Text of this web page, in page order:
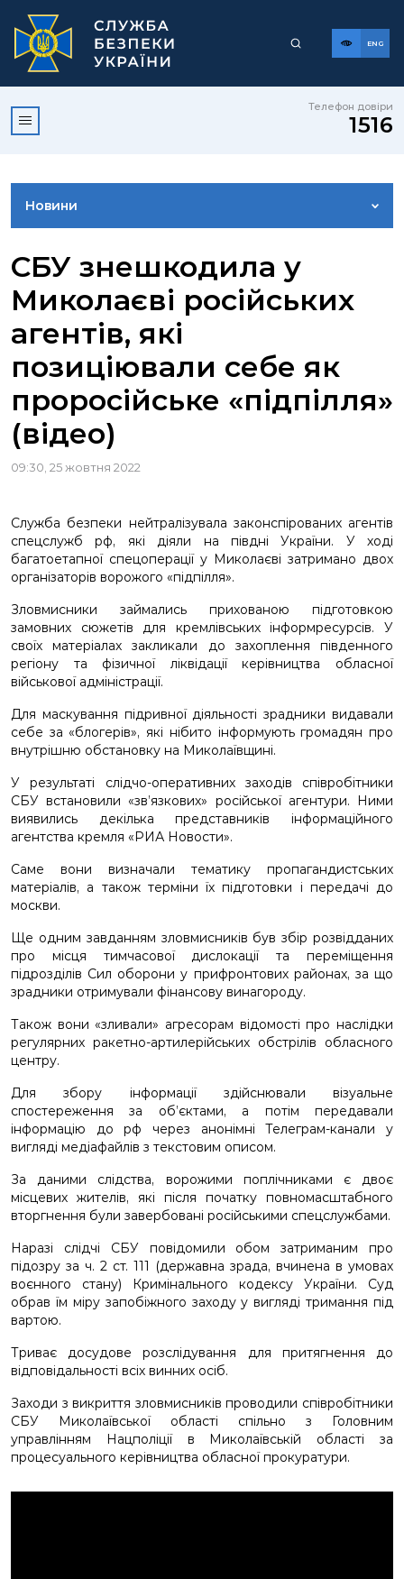
ENG
Телефон довіри
1516
Новини
ВІДЕОГАЛЕРЕЯ
КОНТАКТИ ПРЕСЦЕНТРУ
СБУ знешкодила у
Миколаєві російських
агентів, які
позиціювали себе як
проросійське «підпілля»
(відео)
09:30, 25 жовтня 2022
Служба безпеки нейтралізувала законспірованих агентів
спецслужб рф, які діяли на півдні України. У ході
багатоетапної спецоперації у Миколаєві затримано двох
організаторів ворожого «підпілля».
Зловмисники займались прихованою підготовкою
замовних сюжетів для кремлівських інформресурсів. У
своїх матеріалах закликали до захоплення південного
регіону та фізичної ліквідації керівництва обласної
військової адміністрації.
Для маскування підривної діяльності зрадники видавали
себе за «блогерів», які нібито інформують громадян про
внутрішню обстановку на Миколаївщині.
У результаті слідчо-оперативних заходів співробітники
СБУ встановили «зв’язкових» російської агентури. Ними
виявились декілька представників інформаційного
агентства кремля «РИА Новости».
Саме вони визначали тематику пропагандистських
матеріалів, а також терміни їх підготовки і передачі до
москви.
Ще одним завданням зловмисників був збір розвідданих
про місця тимчасової дислокації та переміщення
підрозділів Сил оборони у прифронтових районах, за що
зрадники отримували фінансову винагороду.
Також вони «зливали» агресорам відомості про наслідки
регулярних ракетно-артилерійських обстрілів обласного
центру.
Для збору інформації здійснювали візуальне
спостереження за об’єктами, а потім передавали
інформацію до рф через анонімні Телеграм-канали у
вигляді медіафайлів з текстовим описом.
За даними слідства, ворожими поплічниками є двоє
місцевих жителів, які після початку повномасштабного
вторгнення були завербовані російськими спецслужбами.
Наразі слідчі СБУ повідомили обом затриманим про
підозру за ч. 2 ст. 111 (державна зрада, вчинена в умовах
воєнного стану) Кримінального кодексу України. Суд
обрав їм міру запобіжного заходу у вигляді тримання під
вартою.
Триває досудове розслідування для притягнення до
відповідальності всіх винних осіб.
Заходи з викриття зловмисників проводили співробітники
СБУ Миколаївської області спільно з Головним
управлінням Нацполіції в Миколаївській області за
процесуального керівництва обласної прокуратури.